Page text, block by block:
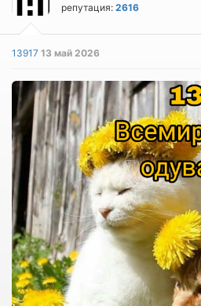
репутация:2616
1391713 май 2026